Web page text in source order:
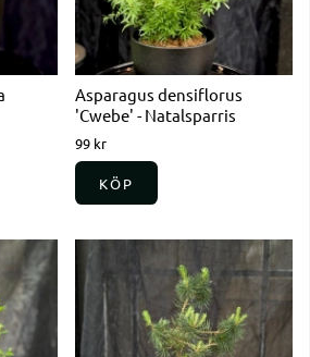
Asparagus densiflorus
'Cwebe' - Natalsparris
99 kr
KÖP